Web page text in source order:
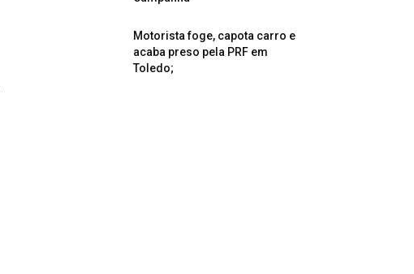
Motorista foge, capota carro e
acaba preso pela PRF em
Toledo;